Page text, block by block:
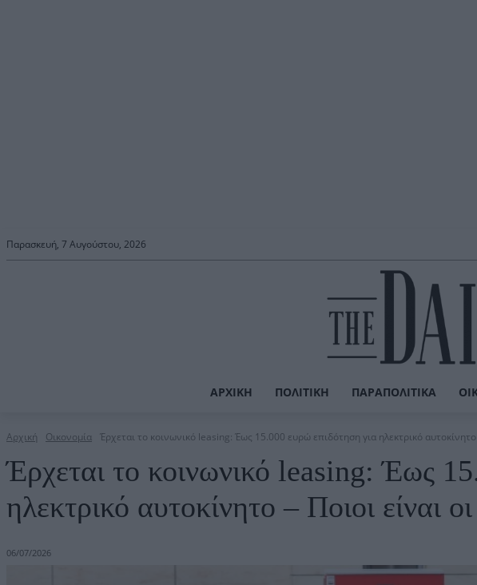
Παρασκευή, 7 Αυγούστου, 2026
ΑΡΧΙΚΉ ΠΟΛΙΤΙΚΉ ΠΑΡΑΠΟΛΙΤΙΚΆ
Αρχική Οικονομία Έρχεται το κοινωνικό leasing: Έως 15.000 ευρώ επιδότηση για ηλεκτρικό αυτοκίνητο
Έρχεται το κοινωνικό leasing: Έως
ηλεκτρικό αυτοκίνητο – Ποιοι είναι
06/07/2026